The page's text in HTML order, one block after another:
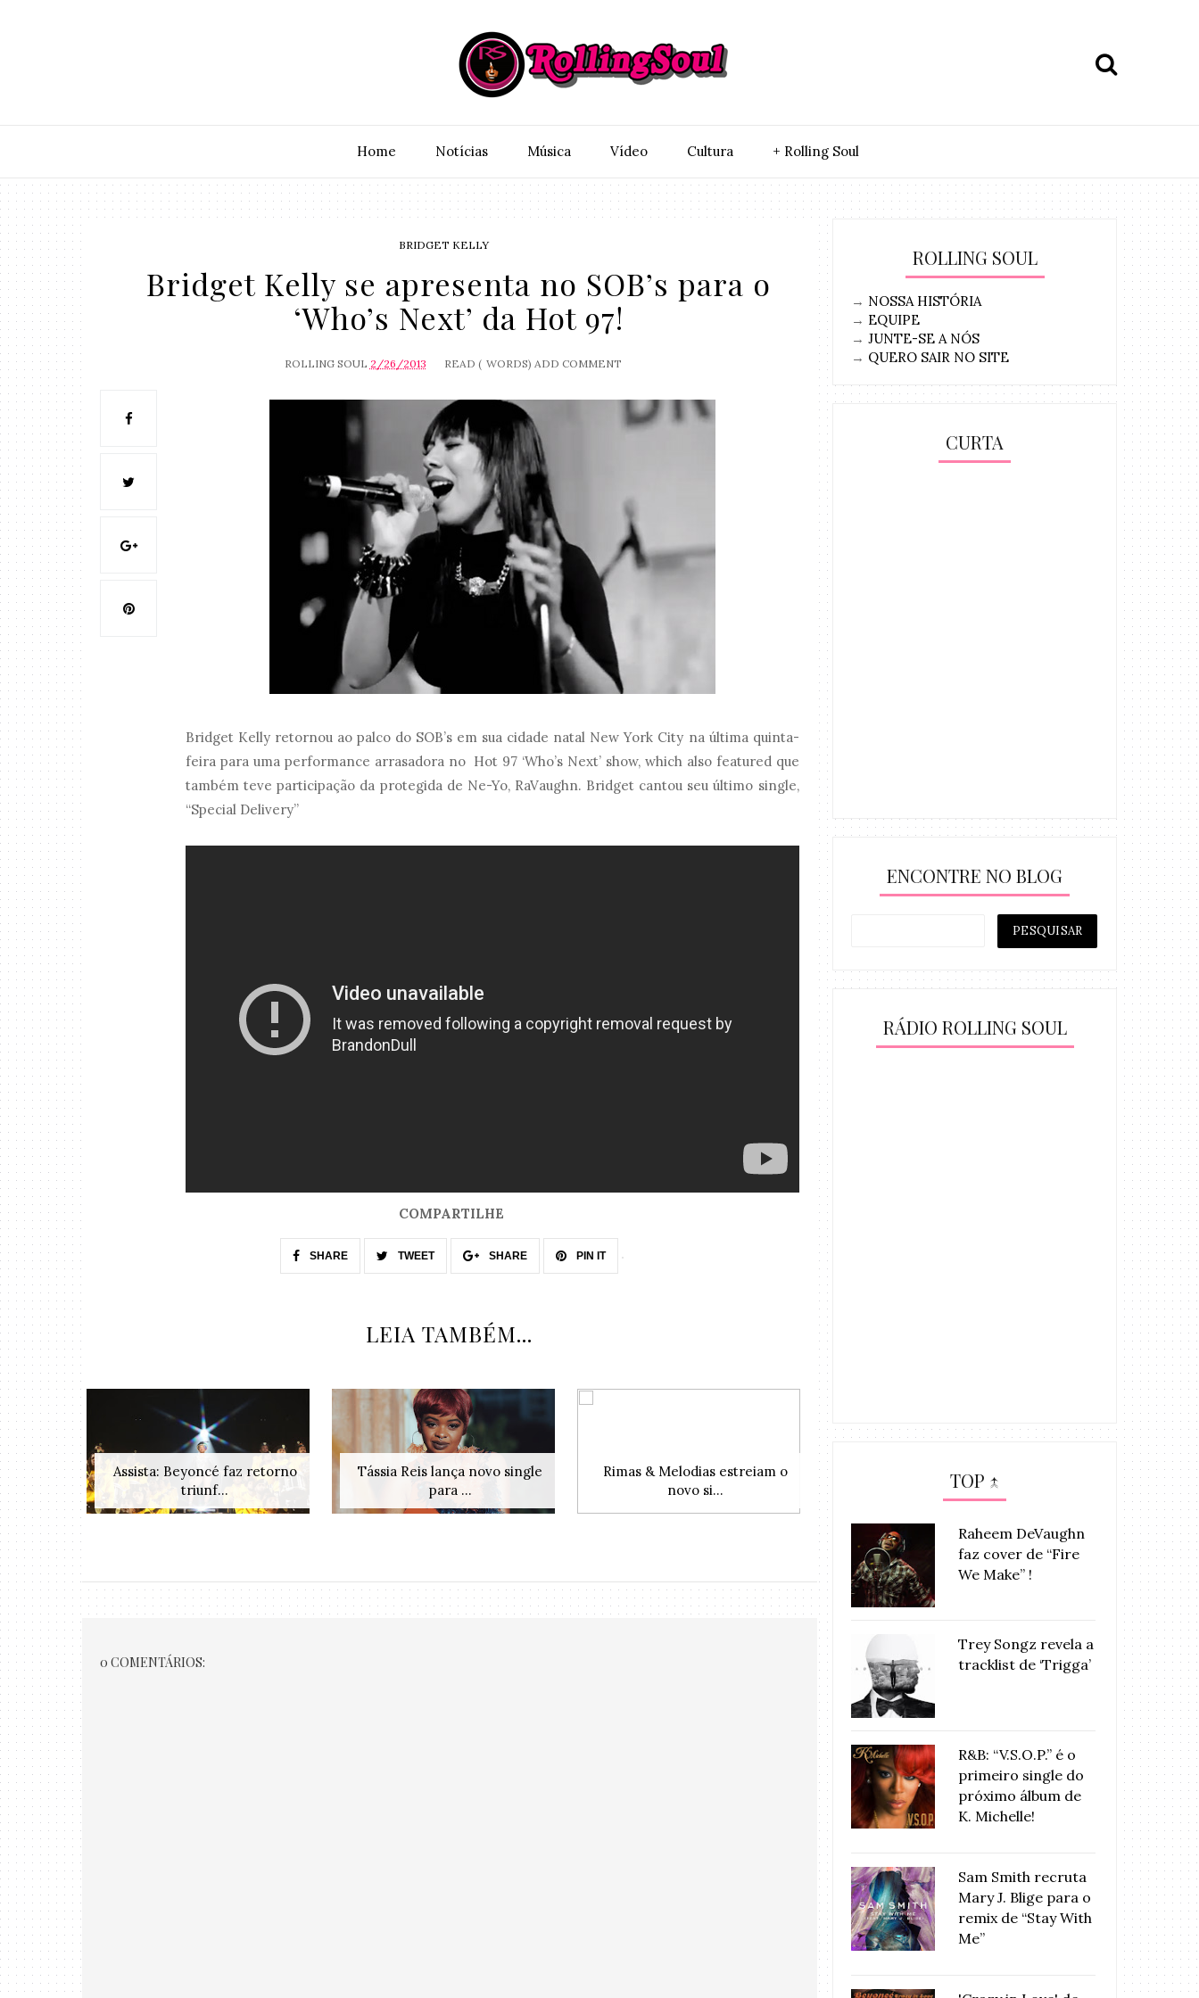
Home Notí­cias Música Vídeo Cultura + Rolling Soul
BRIDGET KELLY
Bridget Kelly se apresenta no SOB’s para o
‘Who’s Next’ da Hot 97!
ROLLING SOUL 2/26/2013 READ ( WORDS) ADD COMMENT
Bridget Kelly retornou ao palco do SOB’s em sua cidade natal New York City na última quinta-
feira para uma performance arrasadora no Hot 97 ‘Who’s Next’ show, which also featured que
também teve participação da protegida de Ne-Yo, RaVaughn. Bridget cantou seu último single,
“Special Delivery”
COMPARTILHE
SHARE TWEET SHARE PIN IT
LEIA TAMBÉM...
Assista: Beyoncé faz retorno
triunf...
Tássia Reis lança novo single
para ...
Rimas & Melodias estreiam o
novo si...
Maxine Ashley, Protegida do
Pharrel...
LANÇAMENTO:
do
0 COMENTÁRIOS:
ROLLING SOUL
→ NOSSA HISTÓRIA
→ EQUIPE
→ JUNTE-SE A NÓS
→ QUERO SAIR NO SITE
CURTA
ENCONTRE NO BLOG
RÁDIO ROLLING SOUL
TOP ↑
Raheem DeVaughn
faz cover de “Fire
We Make” !
Trey Songz revela a
tracklist de ‘Trigga’
R&B: “V.S.O.P.” é o
primeiro single do
próximo álbum de
K. Michelle!
Sam Smith recruta
Mary J. Blige para o
remix de “Stay With
Me”